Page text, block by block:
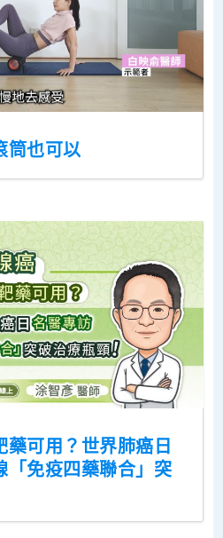
筒也可以
藥可用？世界肺癌日
「免疫四藥聯合」突